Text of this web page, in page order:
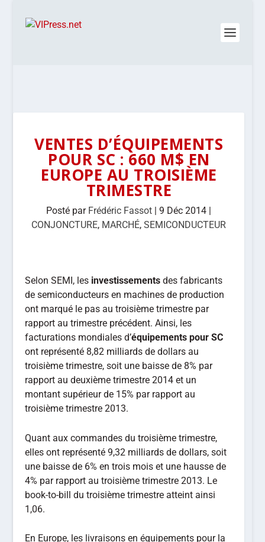
VENTES D’ÉQUIPEMENTS
POUR SC : 660 M$ EN
EUROPE AU TROISIÈME
TRIMESTRE
Posté par Frédéric Fassot |9 Déc 2014 |
CONJONCTURE, MARCHÉ,SEMICONDUCTEUR
Selon SEMI, les investissements des fabricants
de semiconducteurs en machines de production
ont marqué le pas au troisième trimestre par
rapport au trimestre précédent. Ainsi, les
facturations mondiales d’équipements pour SC
ont représenté 8,82 milliards de dollars au
troisième trimestre, soit une baisse de 8% par
rapport au deuxième trimestre 2014 et un
montant supérieur de 15% par rapport au
troisième trimestre 2013.
Quant aux commandes du troisième trimestre,
elles ont représenté 9,32 milliards de dollars, soit
une baisse de 6% en trois mois et une hausse de
4% par rapport au troisième trimestre 2013. Le
book-to-bill du troisième trimestre atteint ainsi
1,06.
En Europe, les livraisons en équipements pour la